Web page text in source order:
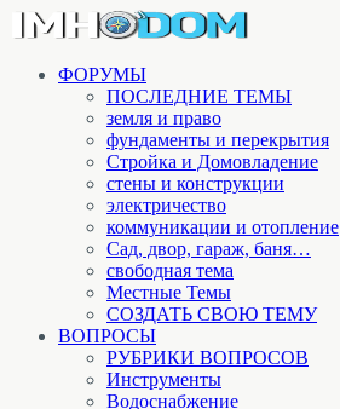
ФОРУМЫ
ПОСЛЕДНИЕ ТЕМЫ
земля и право
фундаменты и перекрытия
Стройка и Домовладение
стены и конструкции
электричество
коммуникации и отопление
Cад, двор, гараж, баня…
свободная тема
Местные Темы
СОЗДАТЬ СВОЮ ТЕМУ
ВОПРОСЫ
РУБРИКИ ВОПРОСОВ
Инструменты
Водоснабжение